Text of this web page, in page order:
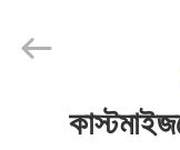
(Henan)